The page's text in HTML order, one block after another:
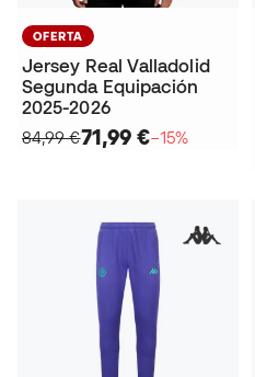
OFERTA
Jersey Real Valladolid
Segunda Equipación
2025-2026
84,99 €71,99 €−15%